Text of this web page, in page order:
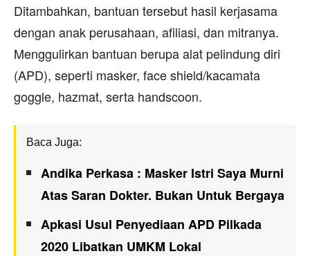
Ditambahkan, bantuan tersebut hasil kerjasama
dengan anak perusahaan, afiliasi, dan mitranya.
Menggulirkan bantuan berupa alat pelindung diri
(APD), seperti masker, face shield/kacamata
goggle, hazmat, serta handscoon.
Baca Juga:
Andika Perkasa : Masker Istri Saya Murni
Atas Saran Dokter. Bukan Untuk Bergaya
Apkasi Usul Penyediaan APD Pilkada
2020 Libatkan UMKM Lokal